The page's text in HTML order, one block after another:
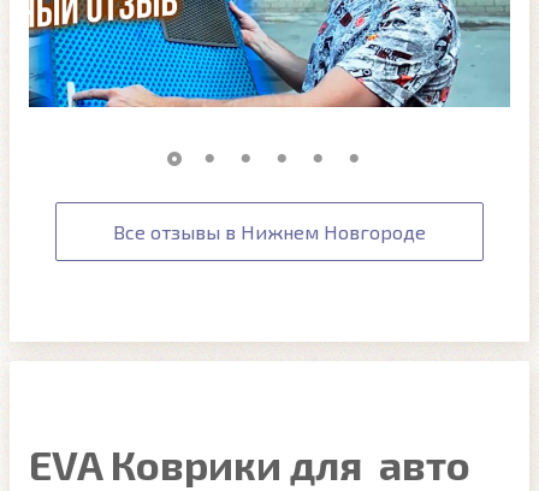
Все отзывы в Нижнем Новгороде
EVA Коврики для авто